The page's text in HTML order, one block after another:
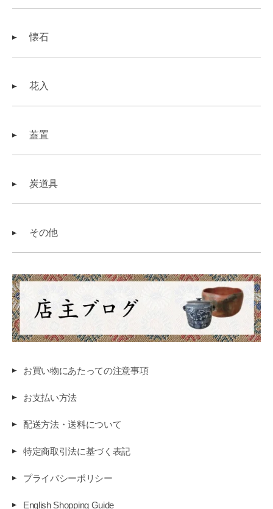
懐石
花入
蓋置
炭道具
その他
お買い物にあたっての注意事項
お支払い方法
配送方法・送料について
特定商取引法に基づく表記
プライバシーポリシー
English Shopping Guide